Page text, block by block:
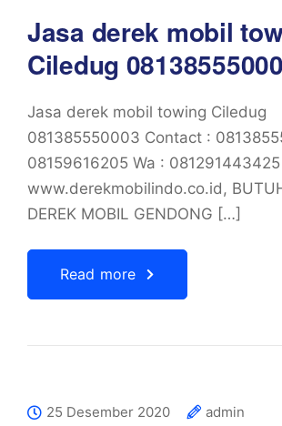
Jasa derek mobil
Ciledug
Jasa derek mobil towing Ciledug
081385550003 Contact :
08159616205 Wa : 081291443425
www.derekmobilindo.co.id,
DEREK MOBIL GENDONG […]
Read more
25 Desember 2020
admin